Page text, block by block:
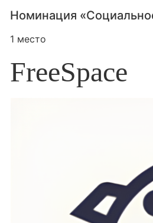
Номинация
1 место
FreeSpace